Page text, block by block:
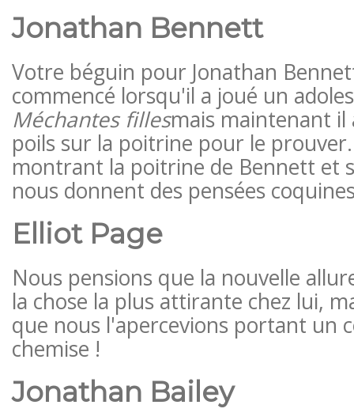
Jonathan Bennett
Votre béguin pour Jonathan
commencé lorsqu'il a joué un
Méchantes fillesmais maintenant il
poils sur la poitrine pour le
montrant la poitrine de Bennett et
nous donnent des pensées
Elliot Page
Nous pensions que la nouvelle
la chose la plus attirante chez lui,
que nous l'apercevions portant un
chemise !
Jonathan Bailey